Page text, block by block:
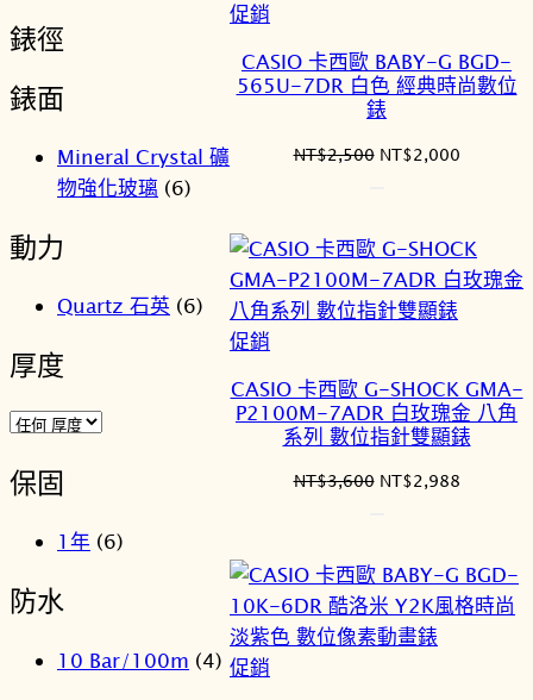
錶徑
錶面
Mineral Crystal 礦
物強化玻璃 (6)
動力
Quartz 石英 (6)
厚度
保固
1年 (6)
防水
10 Bar/100m (4)
促銷
商
CASIO 卡西歐 BABY-G BGD-
565U-7DR 白色 經典時尚數位
錶
NT$2,500 原
NT$2,500。
NT$2,000目
促銷
商
品
CASIO 卡西歐 G-SHOCK GMA-
P2100M-7ADR 白玫瑰金 八角
系列 數位指針雙顯錶
NT$3,600 原
NT$3,600。
NT$2,988目
促銷